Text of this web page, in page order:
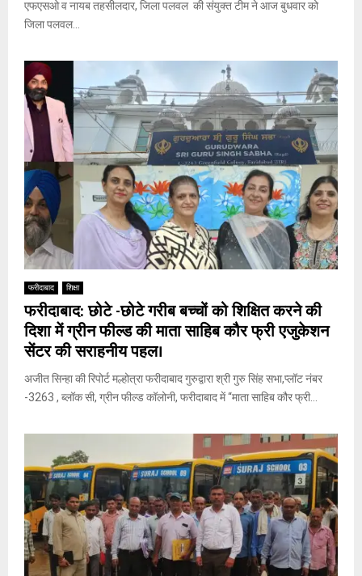
एफएसओ व नायब तहसीलदार, जिला पलवल की संयुक्त टीम ने आज बुधवार को
जिला पलवल...
फरीदाबाद शिक्षा
फरीदाबाद: छोटे -छोटे गरीब बच्चों को शिक्षित करने की
दिशा में ग्रीन फील्ड की माता साहिब कौर फ्री एजुकेशन
सेंटर की सराहनीय पहल।
अजीत सिन्हा की रिपोर्ट मल्होत्रा फरीदाबाद गुरुद्वारा श्री गुरु सिंह सभा,प्लॉट नंबर
-3263 , ब्लॉक सी, ग्रीन फील्ड कॉलोनी, फरीदाबाद में “माता साहिब कौर फ्री...